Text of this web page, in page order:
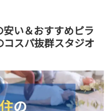
安い＆おすすめピラ
スパ抜群スタジオ